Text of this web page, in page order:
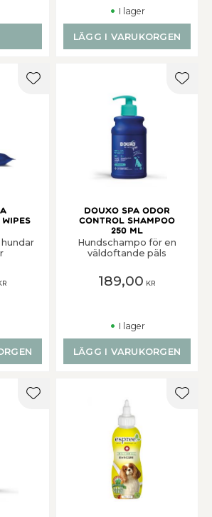
I lager
LÄGG I VARUKORGEN
Lägg till i favoriter
Douxo Spa Odor
Control Shampoo
250 ml
Hundschampo för en
väldoftande päls
189,00 KR
I lager
LÄGG I VARUKORGEN
Lägg till i favoriter